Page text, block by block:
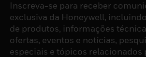
Inscreva-se para receber
exclusiva da Honeywell,
de produtos, informações
ofertas, eventos e notícias,
especiais e tópicos relacionados